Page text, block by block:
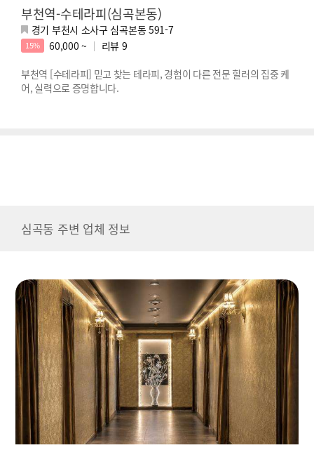
부천역-수테라피(심곡본동)
경기 부천시 소사구 심곡본동 591-7
15% 60,000 ~ 리뷰 9
부천역 [수테라피] 믿고 찾는 테라피, 경험이 다른 전문 힐러의 집중 케
어, 실력으로 증명합니다.
심곡동 주변 업체 정보